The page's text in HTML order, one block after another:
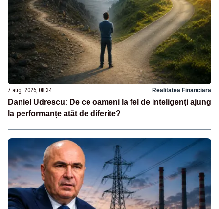
7 aug. 2026, 08:34 Realitatea Financiara
Daniel Udrescu: De ce oameni la fel de inteligenți ajung
la performanțe atât de diferite?